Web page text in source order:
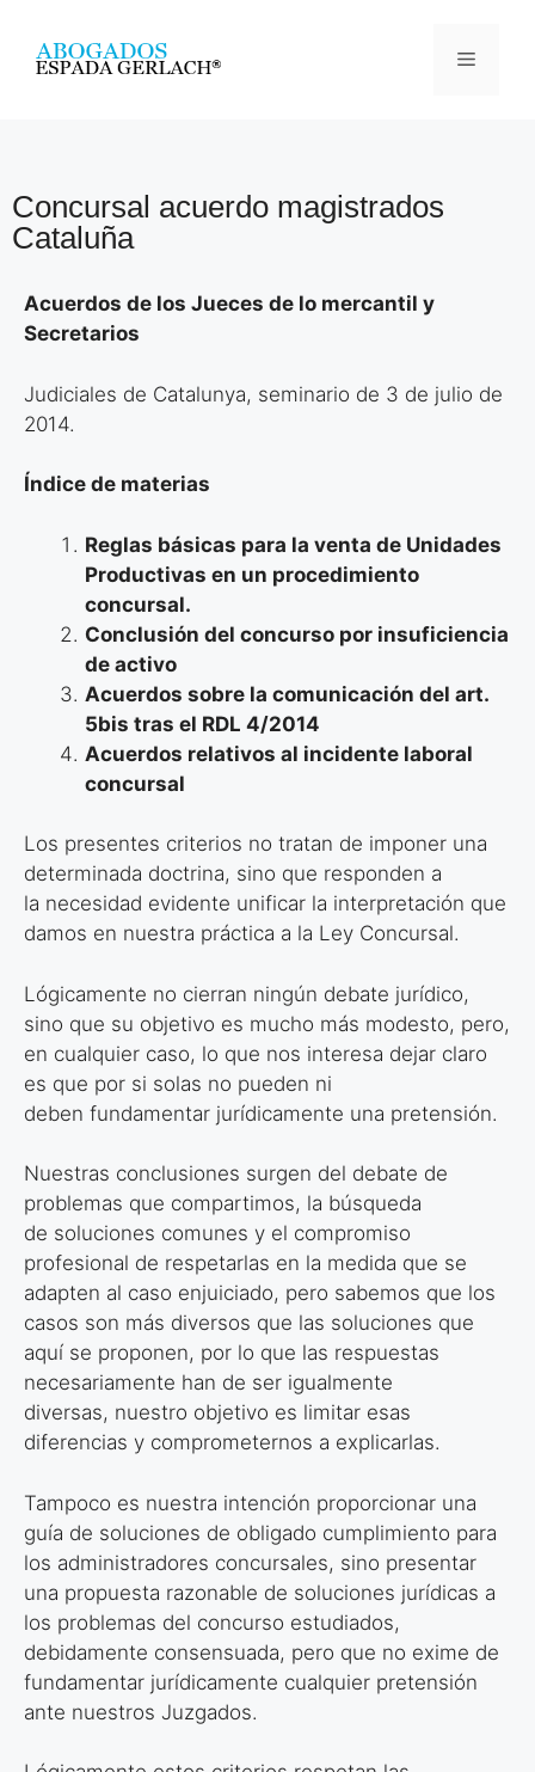
Concursal acuerdo magistrados
Cataluña
Acuerdos de los Jueces de lo mercantil y
Secretarios
Judiciales de Catalunya, seminario de 3 de julio de
2014.
Índice de materias
Reglas básicas para la venta de Unidades
Productivas en un procedimiento
concursal.
Conclusión del concurso por insuficiencia
de activo
Acuerdos sobre la comunicación del art.
5bis tras el RDL 4/2014
Acuerdos relativos al incidente laboral
concursal
Los presentes criterios no tratan de imponer una
determinada doctrina, sino que responden a
la necesidad evidente unificar la interpretación que
damos en nuestra práctica a la Ley Concursal.
Lógicamente no cierran ningún debate jurídico,
sino que su objetivo es mucho más modesto, pero,
en cualquier caso, lo que nos interesa dejar claro
es que por si solas no pueden ni
deben fundamentar jurídicamente una pretensión.
Nuestras conclusiones surgen del debate de
problemas que compartimos, la búsqueda
de soluciones comunes y el compromiso
profesional de respetarlas en la medida que se
adapten al caso enjuiciado, pero sabemos que los
casos son más diversos que las soluciones que
aquí se proponen, por lo que las respuestas
necesariamente han de ser igualmente
diversas, nuestro objetivo es limitar esas
diferencias y comprometernos a explicarlas.
Tampoco es nuestra intención proporcionar una
guía de soluciones de obligado cumplimiento para
los administradores concursales, sino presentar
una propuesta razonable de soluciones jurídicas a
los problemas del concurso estudiados,
debidamente consensuada, pero que no exime de
fundamentar jurídicamente cualquier pretensión
ante nuestros Juzgados.